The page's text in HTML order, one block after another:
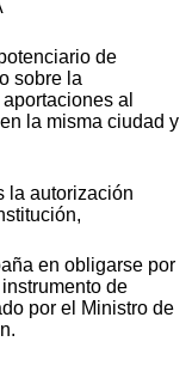
de
sobre la
al
la misma ciudad y
la autorización
en obligarse por
de
por el Ministro de